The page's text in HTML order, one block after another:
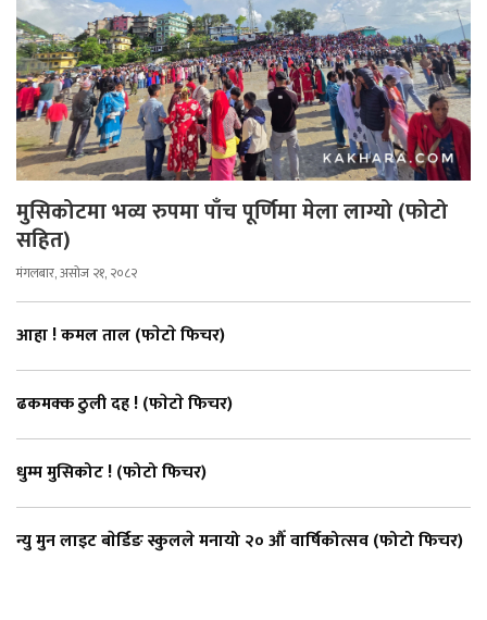
मुसिकोटमा भव्य रुपमा पाँच पूर्णिमा मेला लाग्यो (फोटो
सहित)
मंगलबार, असोज २१, २०८२
आहा ! कमल ताल (फाेटाे फिचर)
ढकमक्क ठुली दह ! (फाेटाे फिचर)
धुम्म मुसिकोट ! (फोटो फिचर)
न्यु मुन लाइट बाेर्डिङ स्कुलले मनायो २० औँ वार्षिकोत्सव (फोटो फिचर)